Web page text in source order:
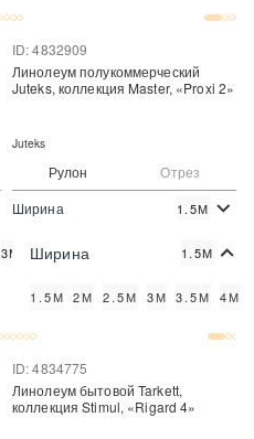
3М
Рулон Отрез
ID: 4832909
Цена:
Линолеум полукоммерческий
Juteks, коллекция Master, «Proxi 2»
Juteks
Ширина 1.5М
Ширина 1.5М
1.5М 2М 2.5М 3М 3.5М 4М
ID: 4834775
Линолеум бытовой Tarkett,
коллекция Stimul, «Rigard 4»